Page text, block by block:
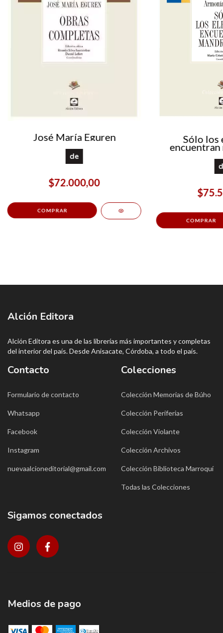
José María Eguren
de
$72.000,00
Sólo los
encuentran
Alción Editora
Alción Editora es una de las librerías más importantes y completas
del interior del país. Desde Anisacate, Córdoba, a todo el país.
Contacto
Formulario de contacto
Whatsapp
Facebook
Instagram
nuevaalcioneditorial@gmail.com
Colecciones
Colección Memorias de Búho
Colección Periferias
Colección Violante
Colección Archivos
Colección Biblioteca Marroquí
Todas las Colecciones
Sigamos conectados
Medios de pago